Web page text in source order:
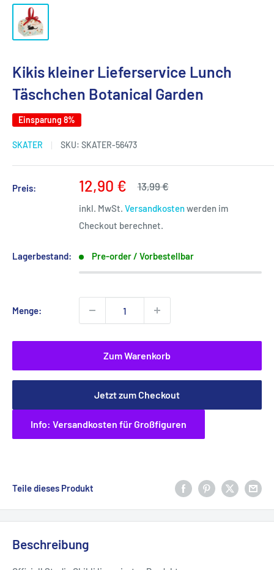
Kikis kleiner Lieferservice Lunch
Täschchen Botanical Garden
Einsparung 8%
SKATER SKU: SKATER-56473
Preis: Sonderpreis
12,90 € Normalpreis
13,99 €
inkl. MwSt. Versandkostenwerden im
Checkout berechnet.
Lagerbestand: Pre-order / Vorbestellbar
Menge:
Zum Warenkorb
Jetzt zum Checkout
Info: Versandkosten für Großfiguren
Teile dieses Produkt
Beschreibung